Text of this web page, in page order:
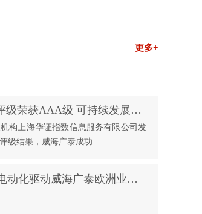
更多+
喜报！威海广泰ESG评级荣获AAA级 可持续发展实力获权威认可
构上海华证指数信息服务有限公司发
级结果，威海广泰成功…
抢抓能源转型风口，电动化驱动威海广泰欧洲业务腾飞